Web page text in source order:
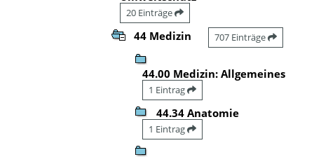
20 Einträge
44 Medizin 707 Einträge
44.00 Medizin: Allgemeines
1 Eintrag
44.34 Anatomie
1 Eintrag